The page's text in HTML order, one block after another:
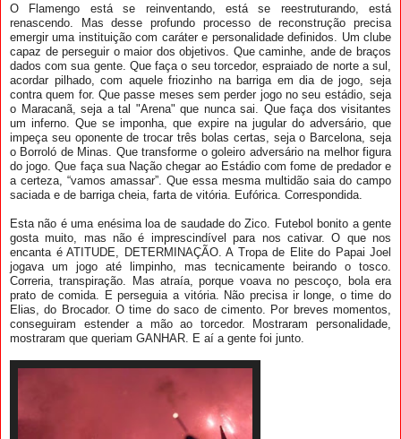
O Flamengo está se reinventando, está se reestruturando, está
renascendo. Mas desse profundo processo de reconstrução precisa
emergir uma instituição com caráter e personalidade definidos. Um clube
capaz de perseguir o maior dos objetivos. Que caminhe, ande de braços
dados com sua gente. Que faça o seu torcedor, espraiado de norte a sul,
acordar pilhado, com aquele friozinho na barriga em dia de jogo, seja
contra quem for. Que passe meses sem perder jogo no seu estádio, seja
o Maracanã, seja a tal "Arena" que nunca sai. Que faça dos visitantes
um inferno. Que se imponha, que expire na jugular do adversário, que
impeça seu oponente de trocar três bolas certas, seja o Barcelona, seja
o Borroló de Minas. Que transforme o goleiro adversário na melhor figura
do jogo. Que faça sua Nação chegar ao Estádio com fome de predador e
a certeza, “vamos amassar”. Que essa mesma multidão saia do campo
saciada e de barriga cheia, farta de vitória. Eufórica. Correspondida.
Esta não é uma enésima loa de saudade do Zico. Futebol bonito a gente
gosta muito, mas não é imprescindível para nos cativar. O que nos
encanta é ATITUDE, DETERMINAÇÃO. A Tropa de Elite do Papai Joel
jogava um jogo até limpinho, mas tecnicamente beirando o tosco.
Correria, transpiração. Mas atraía , porque voava no pescoço, bola era
prato de comida. E perseguia a vitória. Não precisa ir longe, o time do
Elias, do Brocador. O time do saco de cimento. Por breves momentos,
conseguiram estender a mão ao torcedor. Mostraram personalidade,
mostraram que queriam GANHAR. E aí a gente foi junto.